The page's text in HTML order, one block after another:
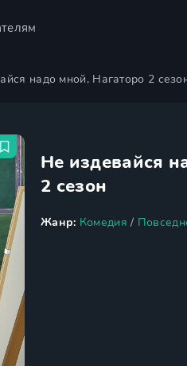
надо мной, Нагаторо 2
Не издевайся
2 сезон
Жанр: Комедия /